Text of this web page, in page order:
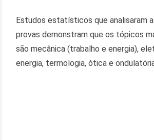
Estudos estatísticos que analisaram
provas demonstram que os tópicos
são mecânica (trabalho e energia),
energia, termologia, ótica e